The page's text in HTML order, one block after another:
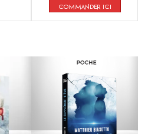
COMMANDER ICI